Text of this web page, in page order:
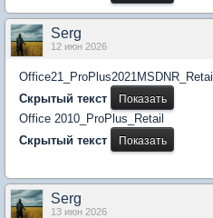
Serg
12 июн 2026
Office21_ProPlus2021MSDNR_Retail
Скрытый текст
Office 2010_ProPlus_Retail
Скрытый текст
Serg
13 июн 2026